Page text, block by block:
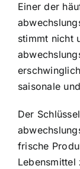
Einer der
stimmt nicht
saisonale
Der
frische